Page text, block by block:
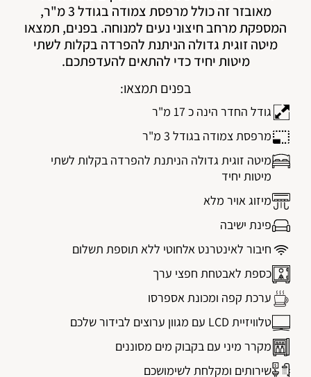
מאובזר זה כולל מרפסת צמודה בגודל 3 מ"ר,
המספקת מרחב חיצוני נעים למנוחה. בפנים, תמצאו
מיטה זוגית גדולה הניתנת להפרדה בקלות לשתי
מיטות יחיד כדי להתאים להעדפתכם.
בפנים תמצאו:
גודל החדר הינה כ 17 מ"ר
מרפסת צמודה בגודל 3 מ"ר
מיטה זוגית גדולה הניתנת להפרדה בקלות לשתי
מיטות יחיד
מיזוג אויר מלא
פינת ישיבה
חיבור לאינטרנט אלחוטי ללא תוספת תשלום
כספת לאבטחת חפצי ערך
ערכת קפה ומכונת אספרסו
טלוויזיית LCD עם מגוון ערוצים לבידור שלכם
מקרר מיני עם בקבוק מים מסוננים
שירותים ומקלחת לשימושכם